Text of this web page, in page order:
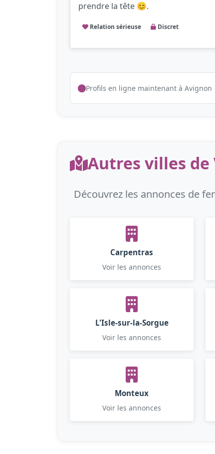
prendre la tête 😊.
Relation sérieuse Discret
Profils en ligne maintenant à Avignon
Autres villes de
Découvrez les annonces de
Carpentras
Voir les annonces
L'Isle-sur-la-Sorgue
Voir les annonces
Monteux
Voir les annonces